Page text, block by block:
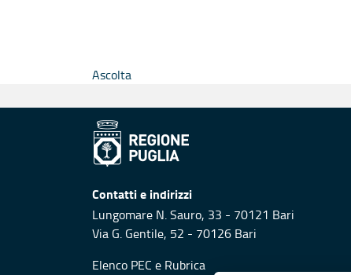
Ascolta
Contatti e indirizzi
Lungomare N. Sauro, 33 - 70121 Bari
Via G. Gentile, 52 - 70126 Bari
Elenco PEC e Rubrica